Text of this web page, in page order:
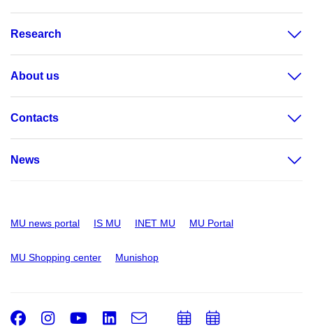
Research
About us
Contacts
News
MU news portal IS MU INET MU MU Portal
MU Shopping center Munishop
Facebook
Instagram
Youtube
LinkedIn
e-
AddAdd